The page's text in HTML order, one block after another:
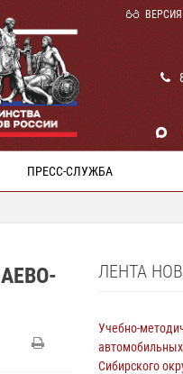
ПРЕСС-СЛУЖБА
ЛЕНТА
Учебно-
Сибирского